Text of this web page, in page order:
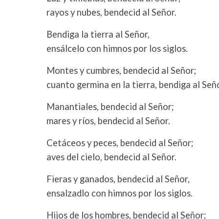
rayos y nubes, bendecid al Señor.
Bendiga la tierra al Señor,
ensálcelo con himnos por los siglos.
Montes y cumbres, bendecid al Señor;
cuanto germina en la tierra, bendiga al
Manantiales, bendecid al Señor;
mares y ríos, bendecid al Señor.
Cetáceos y peces, bendecid al Señor;
aves del cielo, bendecid al Señor.
Fieras y ganados, bendecid al Señor,
ensalzadlo con himnos por los siglos.
Hijos de los hombres, bendecid al Señor;